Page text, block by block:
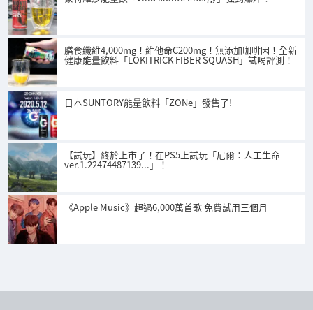
膳食纖維4,000mg！維他命C200mg！無添加咖啡因！全新
健康能量飲料「LOKITRICK FIBER SQUASH」試喝評測！
日本SUNTORY能量飲料「ZONe」發售了!
【試玩】終於上市了！在PS5上試玩「尼爾：人工生命
ver.1.22474487139...」！
《Apple Music》超過6,000萬首歌 免費試用三個月